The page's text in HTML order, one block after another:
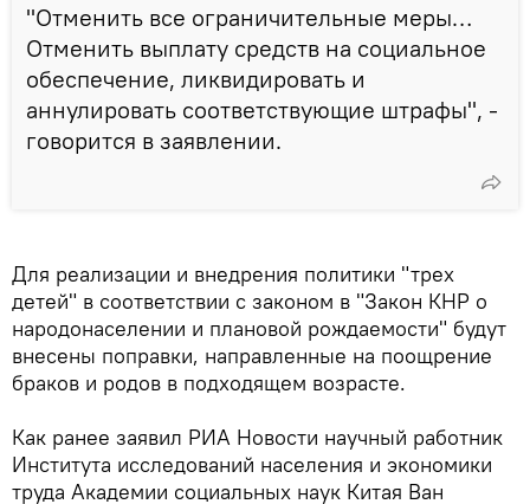
"Отменить все ограничительные меры…
Отменить выплату средств на социальное
обеспечение, ликвидировать и
аннулировать соответствующие штрафы", -
говорится в заявлении.
Для реализации и внедрения политики "трех
детей" в соответствии с законом в "Закон КНР о
народонаселении и плановой рождаемости" будут
внесены поправки, направленные на поощрение
браков и родов в подходящем возрасте.
Как ранее заявил РИА Новости научный работник
Института исследований населения и экономики
труда Академии социальных наук Китая Ван